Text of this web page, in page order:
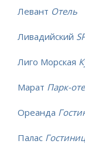
Левант Отель
Ливадийский
Лиго Морская
Марат Парк-
Ореанда
Палас